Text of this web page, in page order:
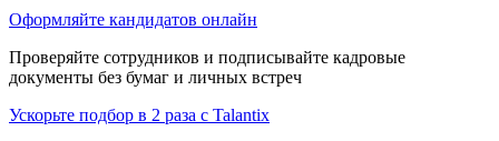
Оформляйте кандидатов онлайн
Проверяйте сотрудников и подписывайте кадровые
документы без бумаг и личных встреч
Ускорьте подбор в 2 раза с Talantix